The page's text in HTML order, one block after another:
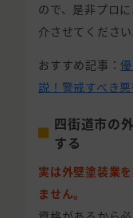
ので、是非プロ
介させてください
おすすめ記事：
説！警戒すべき
四街道市の
する
実は外壁塗装業
ません。